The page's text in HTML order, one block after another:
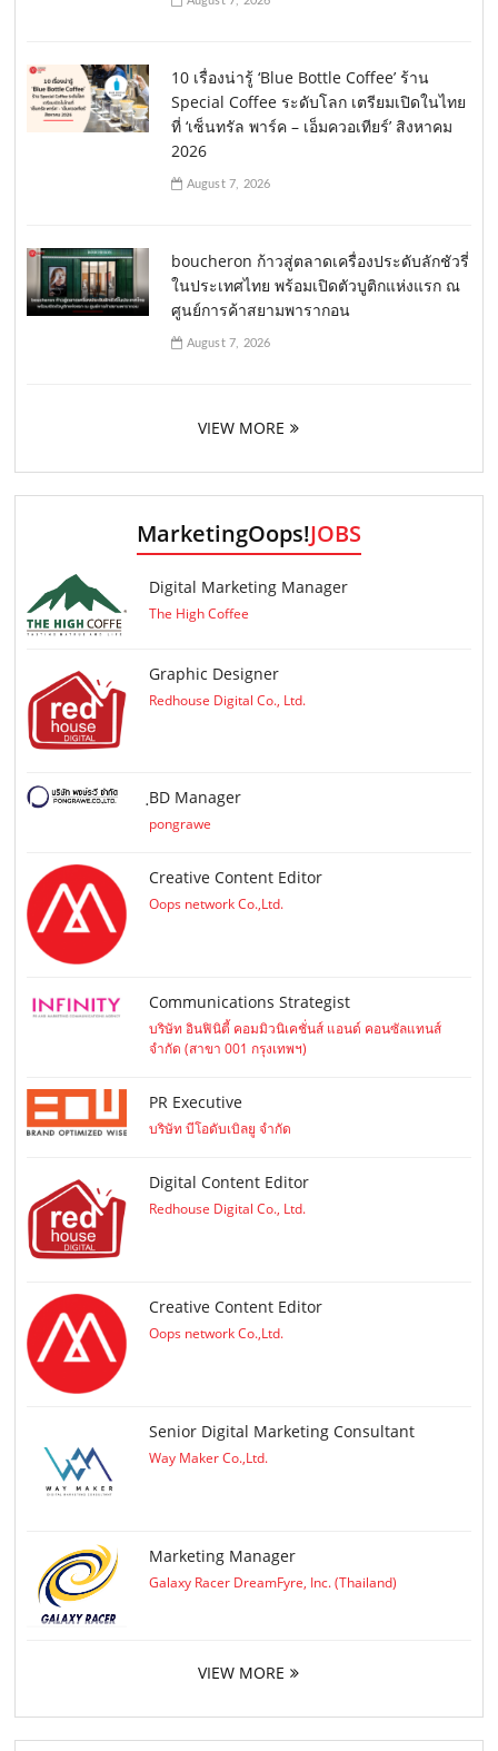
10 เรื่องน่ารู้ ‘Blue Bottle Coffee’ ร้าน
Special Coffee ระดับโลก เตรียมเปิดในไทย
ที่ ‘เซ็นทรัล พาร์ค – เอ็มควอเทียร์’ สิงหาคม
2026
August 7, 2026
boucheron ก้าวสู่ตลาดเครื่องประดับลักชัวรี่
ในประเทศไทย พร้อมเปิดตัวบูติกแห่งแรก ณ
ศูนย์การค้าสยามพารากอน
August 7, 2026
VIEW MORE
MarketingOops!JOBS
Digital Marketing Manager
The High Coffee
Graphic Designer
Redhouse Digital Co., Ltd.
ฺBD Manager
pongrawe
Creative Content Editor
Oops network Co.,Ltd.
Communications Strategist
บริษัท อินฟินิตี้ คอมมิวนิเคชั่นส์ แอนด์ คอนซัลแทนส์
จำกัด (สาขา 001 กรุงเทพฯ)
PR Executive
บริษัท บีโอดับเบิลยู จำกัด
Digital Content Editor
Redhouse Digital Co., Ltd.
Creative Content Editor
Oops network Co.,Ltd.
Senior Digital Marketing Consultant
Way Maker Co.,Ltd.
Marketing Manager
Galaxy Racer DreamFyre, Inc. (Thailand)
VIEW MORE